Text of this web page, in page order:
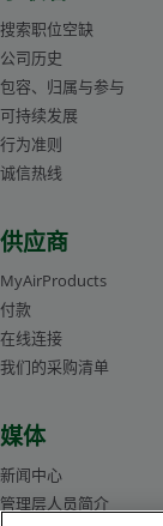
搜索职位空缺
公司历史
包容、归属与参与
可持续发展
行为准则
诚信热线
供应商
MyAirProducts
付款
在线连接
我们的采购清单
媒体
新闻中心
管理层人员简介